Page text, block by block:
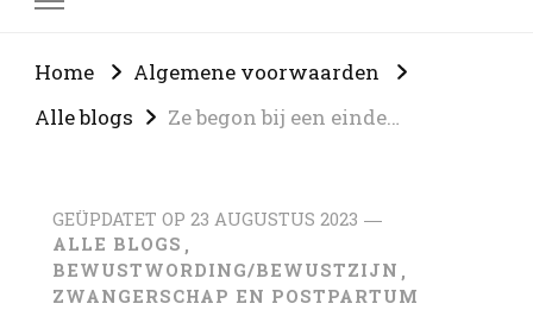
Home
Algemene voorwaarden
Alle blogs
Ze begon bij een einde…
GEÜPDATET OP 23 AUGUSTUS 2023
ALLE BLOGS
BEWUSTWORDING/BEWUSTZIJN
ZWANGERSCHAP EN POSTPARTUM